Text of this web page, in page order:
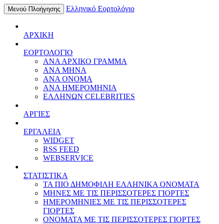
Μενού Πλοήγησης Ελληνικό Εορτολόγιο
ΑΡΧΙΚΗ
ΕΟΡΤΟΛΟΓΙΟ
ΑΝΑ ΑΡΧΙΚΟ ΓΡΑΜΜΑ
ΑΝΑ ΜΗΝΑ
ΑΝΑ ΟΝΟΜΑ
ΑΝΑ ΗΜΕΡΟΜΗΝΙΑ
ΕΛΛΗΝΩΝ CELEBRITIES
ΑΡΓΙΕΣ
ΕΡΓΑΛΕΙΑ
WIDGET
RSS FEED
WEBSERVICE
ΣΤΑΤΙΣΤΙΚΑ
ΤΑ ΠΙΟ ΔΗΜΟΦΙΛΗ ΕΛΛΗΝΙΚΑ ΟΝΟΜΑΤΑ
ΜΗΝΕΣ ΜΕ ΤΙΣ ΠΕΡΙΣΣΟΤΕΡΕΣ ΓΙΟΡΤΕΣ
ΗΜΕΡΟΜΗΝΙΕΣ ΜΕ ΤΙΣ ΠΕΡΙΣΣΟΤΕΡΕΣ
ΓΙΟΡΤΕΣ
ΟΝΟΜΑΤΑ ΜΕ ΤΙΣ ΠΕΡΙΣΣΟΤΕΡΕΣ ΓΙΟΡΤΕΣ